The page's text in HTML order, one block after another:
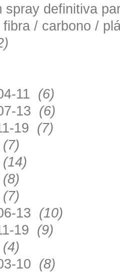
spray definitiva
fibra / carbono /
11 (6)
13 (6)
19 (7)
(7)
(14)
(8)
(7)
13 (10)
19 (9)
(4)
10 (8)